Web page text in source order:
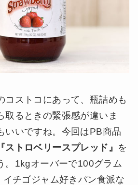
コストコにあって、瓶詰めも
取るときの緊張感が違いま
いですね。今回はPB商品
『ストロベリースプレッド』 を
。1kgオーバーで100グラム
チゴジャム好きパン食派な